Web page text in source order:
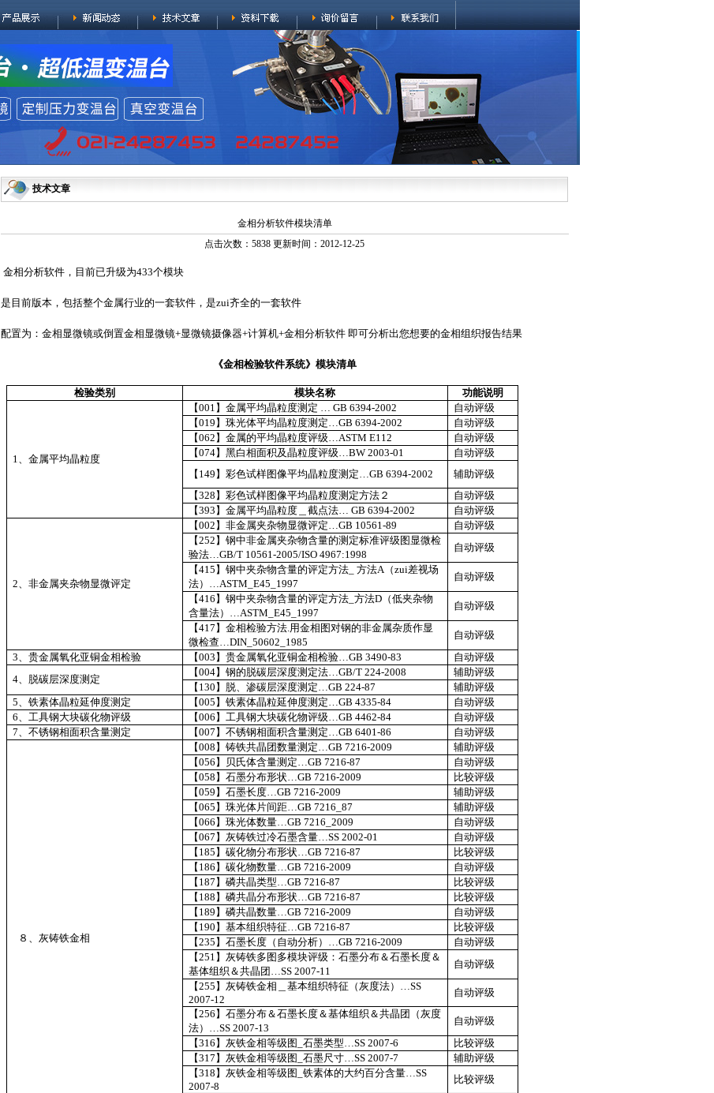
技术文章
金相分析软件模块清单
点击次数：5838 更新时间：2012-12-25
金相分析软件，目前已升级为433个模块
是目前版本，包括整个金属行业的一套软件，是zui齐全的一套软件
配置为：金相显微镜或倒置金相显微镜+显微镜摄像器+计算机+金相分析软件 即可分析出您想要的金相组织报告结果
《金相检验软件系统》模块清单
检验类别 模块名称 功能说明
1、金属平均晶粒度
【001 】金属平均晶粒度测定 … GB 6394-2002
自动评级
【019 】珠光体平均晶粒度测定…GB 6394-2002
自动评级
【062 】金属的平均晶粒度评级…ASTM E112
自动评级
【074】 黑白相面积及晶粒度评级…BW 2003-01
自动评级
【 149 】彩色试样图像平均晶粒度测定…GB 6394-2002
辅助评级
【328 】彩色试样图像平均晶粒度测定方法２
自动评级
【393 】金属平均晶粒度＿截点法… GB 6394-2002 自动评级
2、非金属夹杂物显微评定
【002 】非金属夹杂物显微评定…GB 10561-89
自动评级
【252 】钢中非金属夹杂物含量的测定标准评级图显微检
验法…GB/T 10561-2005/ISO 4967:1998
自动评级
【415 】钢中夹杂物含量的评定方法_ 方法A（zui差视场
法）…ASTM_E45_1997
自动评级
【416 】钢中夹杂物含量的评定方法_ 方法D（低夹杂物
含量法）…ASTM_E45_1997
自动评级
【417 】金相检验方法.用金相图对钢的非金属杂质作显
微检查…DIN_50602_1985
自动评级
3、贵金属氧化亚铜金相检验 【003 】贵金属氧化亚铜金相检验…GB 3490-83
自动评级
4、脱碳层深度测定
【004】钢的脱碳层深度测定法…GB/T 224-2008
辅助评级
【 130 】脱、渗碳层深度测定…GB 224-87
辅助评级
5、铁素体晶粒延伸度测定 【005 】铁素体晶粒延伸度测定…GB 4335-84
自动评级
6、工具钢大块碳化物评级 【006 】工具钢大块碳化物评级…GB 4462-84
自动评级
7、不锈钢相面积含量测定 【007 】不锈钢相面积含量测定…GB 6401-86 自动评级
８、灰铸铁金相
【008 】铸铁共晶团数量测定…GB 7216-2009
辅助评级
【056 】贝氏体含量测定…GB 7216-87
自动评级
【058 】石墨分布形状…GB 7216-2009
比较评级
【059 】石墨长度…GB 7216-2009
辅助评级
【065 】 珠光体片间距…GB 7216_87
辅助评级
【066 】 珠光体数量…GB 7216_2009
自动评级
【067 】 灰铸铁过冷石墨含量…SS 2002-01
自动评级
【 185 】碳化物分布形状…GB 7216-87
比较评级
【 186 】碳化物数量…GB 7216-2009
自动评级
【 187 】磷共晶类型…GB 7216-87
比较评级
【 188 】磷共晶分布形状…GB 7216-87
比较评级
【 189 】磷共晶数量…GB 7216-2009
自动评级
【 190 】基本组织特征…GB 7216-87
比较评级
【235 】石墨长度（自动分析）…GB 7216-2009
自动评级
【251 】灰铸铁多图多模块评级：石墨分布＆石墨长度＆
基体组织＆共晶团…SS 2007-11
自动评级
【255 】灰铸铁金相＿基本组织特征（灰度法）…SS
2007-12
自动评级
【256 】石墨分布＆石墨长度＆基体组织＆共晶团（灰度
法）…SS 2007-13
自动评级
【316 】灰铁金相等级图 石墨类型…SS 2007-6
比较评级
【317 】灰铁金相等级图 石墨尺寸…SS 2007-7
辅助评级
【318 】灰铁金相等级图 铁素体的大约百分含量…SS
2007-8
比较评级